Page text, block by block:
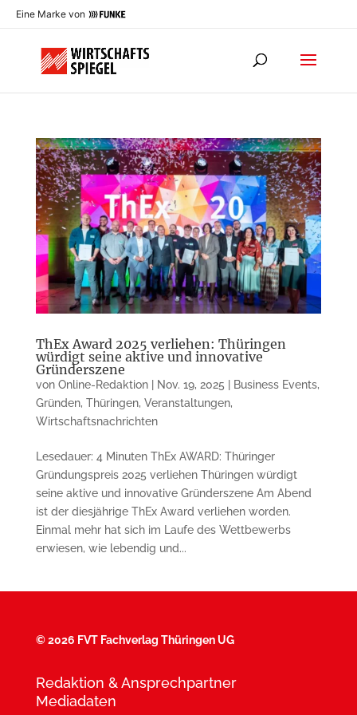
Eine Marke von
ThEx Award 2025 verliehen: Thüringen
würdigt seine aktive und innovative
Gründerszene
von Online-Redaktion| Nov. 19, 2025 | Business Events,
Gründen, Thüringen, Veranstaltungen,
Wirtschaftsnachrichten
Lesedauer: 4 Minuten ThEx AWARD: Thüringer
Gründungspreis 2025 verliehen Thüringen würdigt
seine aktive und innovative Gründerszene Am Abend
ist der diesjährige ThEx Award verliehen worden.
Einmal mehr hat sich im Laufe des Wettbewerbs
erwiesen, wie lebendig und...
©2026 FVT Fachverlag Thüringen UG
Redaktion & Ansprechpartner
Mediadaten